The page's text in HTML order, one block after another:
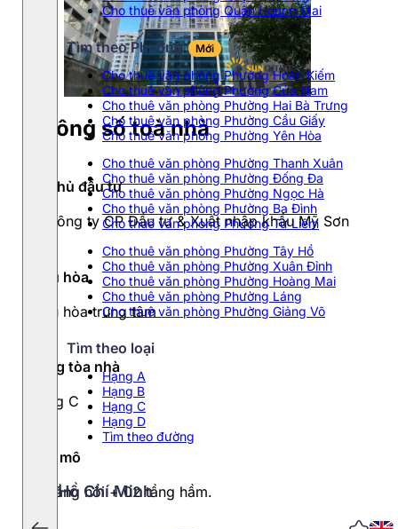
Cho thuê văn phòng Quận Hoàng Mai
Tìm theo Phường Mới
Cho thuê văn phòng Phường Hoàn Kiếm
Cho thuê văn phòng Phường Cửa Nam
Cho thuê văn phòng Phường Hai Bà Trưng
Cho thuê văn phòng Phường Cầu Giấy
Cho thuê văn phòng Phường Yên Hòa
Cho thuê văn phòng Phường Thanh Xuân
Cho thuê văn phòng Phường Đống Đa
Cho thuê văn phòng Phường Ngọc Hà
Cho thuê văn phòng Phường Ba Đình
Cho thuê văn phòng Phường Từ Liêm
Cho thuê văn phòng Phường Tây Hồ
Cho thuê văn phòng Phường Xuân Đỉnh
Cho thuê văn phòng Phường Hoàng Mai
Cho thuê văn phòng Phường Láng
Cho thuê văn phòng Phường Giảng Võ
Tìm theo loại
Hạng A
Hạng B
Hạng C
Hạng D
Tìm theo đường
Hồ Chí Minh
Thông số toà nhà
Chủ đầu tư
Công ty CP Đầu tư & Xuất nhập khẩu Mỹ Sơn
Điều hòa
Điều hòa trung tâm
Hạng tòa nhà
Hạng C
Quy mô
22 tầng nổi + 02 tầng hầm.